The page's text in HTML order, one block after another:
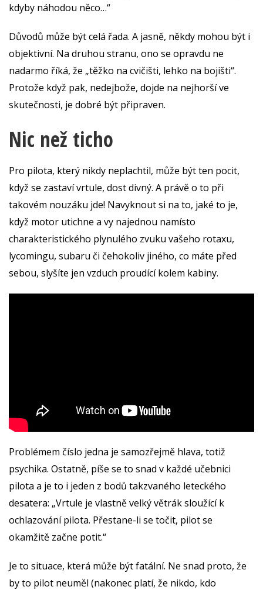
kdyby náhodou něco…“
Důvodů může být celá řada. A jasně, někdy mohou být i
objektivní. Na druhou stranu, ono se opravdu ne
nadarmo říká, že „těžko na cvičišti, lehko na bojišti“.
Protože když pak, nedejbože, dojde na nejhorší ve
skutečnosti, je dobré být připraven.
Nic než ticho
Pro pilota, který nikdy neplachtil, může být ten pocit,
když se zastaví vrtule, dost divný. A právě o to při
takovém nouzáku jde! Navyknout si na to, jaké to je,
když motor utichne a vy najednou namísto
charakteristického plynulého zvuku vašeho rotaxu,
lycomingu, subaru či čehokoliv jiného, co máte před
sebou, slyšíte jen vzduch proudící kolem kabiny.
Problémem číslo jedna je samozřejmě hlava, totiž
psychika. Ostatně, píše se to snad v každé učebnici
pilota a je to i jeden z bodů takzvaného leteckého
desatera: „Vrtule je vlastně velký větrák sloužící k
ochlazování pilota. Přestane-li se točit, pilot se
okamžitě začne potit.“
Je to situace, která může být fatální. Ne snad proto, že
by to pilot neuměl (nakonec platí, že nikdo, kdo